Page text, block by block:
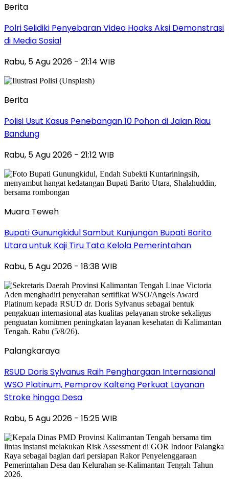
Berita
Polri Selidiki Penyebaran Video Hoaks Aksi Demonstrasi
di Media Sosial
Rabu, 5 Agu 2026 - 21:14 WIB
Berita
Polisi Usut Kasus Penebangan 10 Pohon di Jalan Riau
Bandung
Rabu, 5 Agu 2026 - 21:12 WIB
Muara Teweh
Bupati Gunungkidul Sambut Kunjungan Bupati Barito
Utara untuk Kaji Tiru Tata Kelola Pemerintahan
Rabu, 5 Agu 2026 - 18:38 WIB
Palangkaraya
RSUD Doris Sylvanus Raih Penghargaan Internasional
WSO Platinum, Pemprov Kalteng Perkuat Layanan
Stroke hingga Desa
Rabu, 5 Agu 2026 - 15:25 WIB